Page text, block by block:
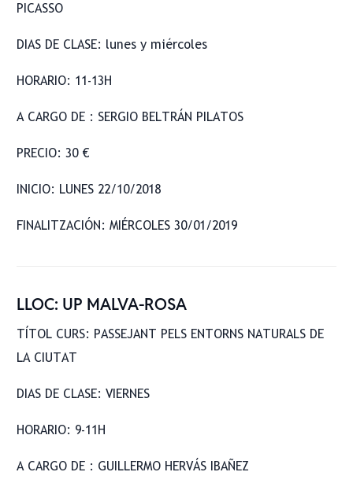
PICASSO
DIAS DE CLASE: lunes y miércoles
HORARIO: 11-13H
A CARGO DE : SERGIO BELTRÁN PILATOS
PRECIO: 30 €
INICIO: LUNES 22/10/2018
FINALITZACIÓN: MIÉRCOLES 30/01/2019
LLOC: UP MALVA-ROSA
TÍTOL CURS: PASSEJANT PELS ENTORNS NATURALS DE
LA CIUTAT
DIAS DE CLASE: VIERNES
HORARIO: 9-11H
A CARGO DE : GUILLERMO HERVÁS IBAÑEZ